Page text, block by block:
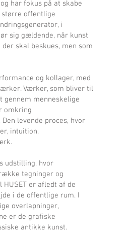
har fokus på at skabe
større offentlige
i
sig gældende, når kunst
skal beskues, men som
og kollager, med
Værker, som bliver til
gennem menneskelige
omkring
levende proces, hvor
intuition,
udstilling, hvor
tegninger og
er afledt af de
i de offentlige rum. I
overlapninger,
er de grafiske
antikke kunst.